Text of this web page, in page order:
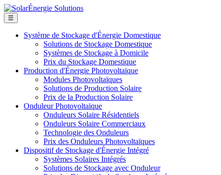
☰
Système de Stockage d'Énergie Domestique
Solutions de Stockage Domestique
Systèmes de Stockage à Domicile
Prix du Stockage Domestique
Production d'Énergie Photovoltaïque
Modules Photovoltaïques
Solutions de Production Solaire
Prix de la Production Solaire
Onduleur Photovoltaïque
Onduleurs Solaire Résidentiels
Onduleurs Solaire Commerciaux
Technologie des Onduleurs
Prix des Onduleurs Photovoltaïques
Dispositif de Stockage d'Énergie Intégré
Systèmes Solaires Intégrés
Solutions de Stockage avec Onduleur